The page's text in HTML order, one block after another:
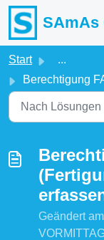
Zum
SAmAs
Start
...
Berechtigung
Geändert